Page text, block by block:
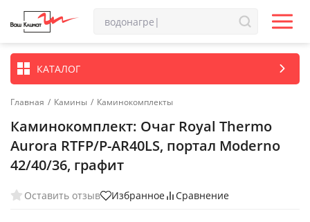
КАТАЛОГ
Главная / Камины / Каминокомплекты
Каминокомплект: Очаг Royal Thermo
Aurora RTFP/P-AR40LS, портал Moderno
42/40/36, графит
Оставить отзыв Избранное Сравнение